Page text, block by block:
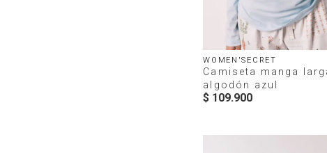
WOMEN'SECRET
Camiseta manga
algodón azul
$ 109.900